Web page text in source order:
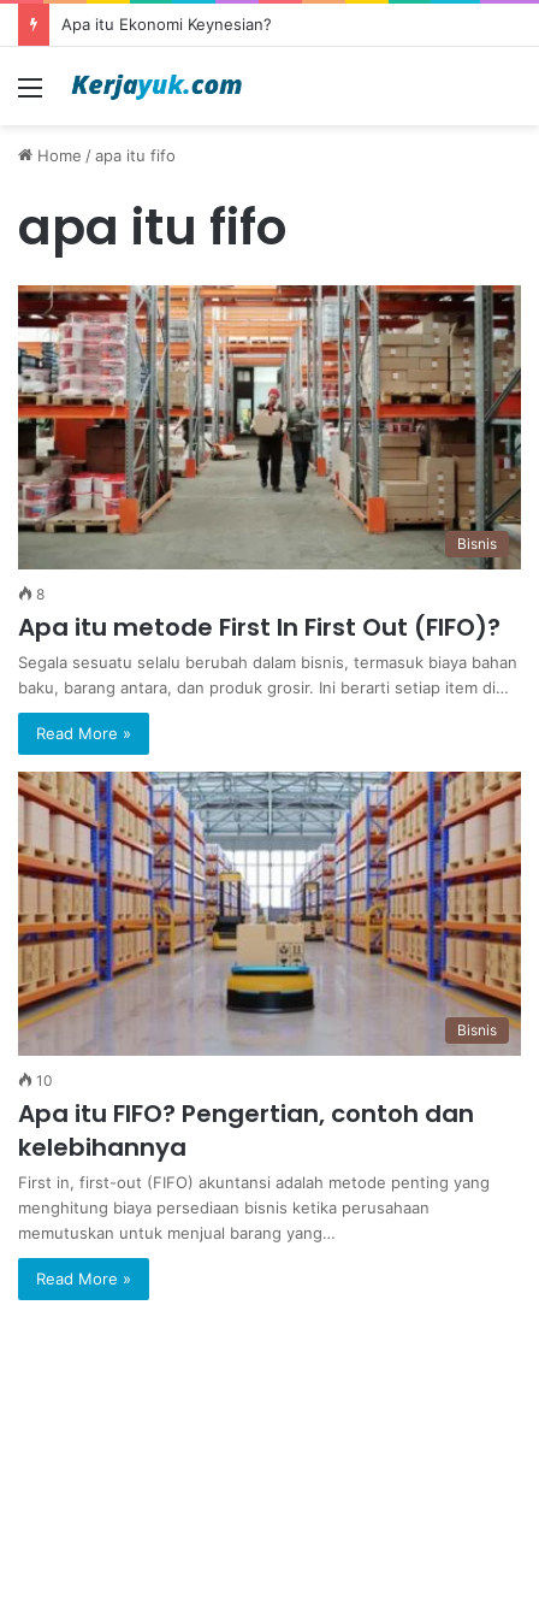
Apa itu Ekonomi Keynesian?
Menu
Home /apa itu fifo
apa itu fifo
Bisnis
8
Apa itu metode First In First Out (FIFO)?
Segala sesuatu selalu berubah dalam bisnis, termasuk biaya bahan
baku, barang antara, dan produk grosir. Ini berarti setiap item di…
Read More »
Bisnis
10
Apa itu FIFO? Pengertian, contoh dan
kelebihannya
First in, first-out (FIFO) akuntansi adalah metode penting yang
menghitung biaya persediaan bisnis ketika perusahaan
memutuskan untuk menjual barang yang…
Read More »